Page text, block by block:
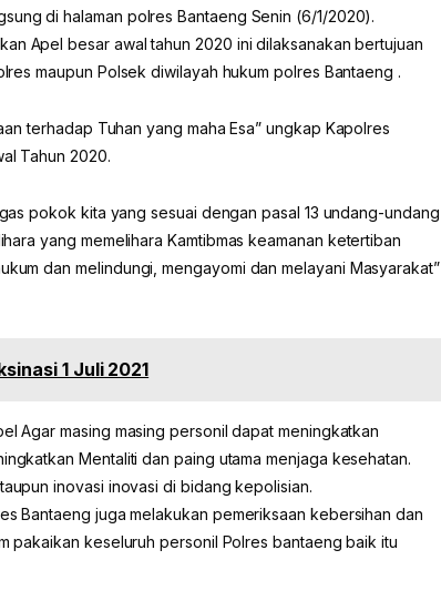
di halaman polres Bantaeng Senin (6/1/2020).
Apel besar awal tahun 2020 ini dilaksanakan bertujuan
maupun Polsek diwilayah hukum polres Bantaeng .
terhadap Tuhan yang maha Esa” ungkap Kapolres
Tahun 2020.
pokok kita yang sesuai dengan pasal 13 undang-undang
yang memelihara Kamtibmas keamanan ketertiban
dan melindungi, mengayomi dan melayani Masyarakat”
1 Juli 2021
Agar masing masing personil dapat meningkatkan
Mentaliti dan paing utama menjaga kesehatan.
inovasi inovasi di bidang kepolisian.
Bantaeng juga melakukan pemeriksaan kebersihan dan
pakaikan keseluruh personil Polres bantaeng baik itu